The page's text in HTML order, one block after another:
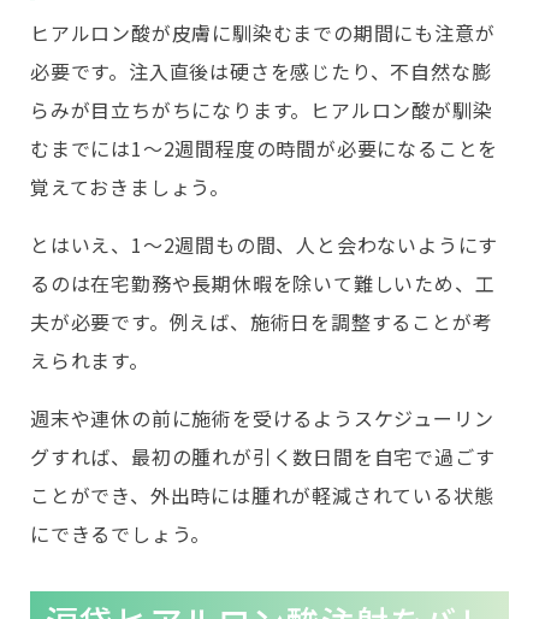
ヒアルロン酸が皮膚に馴染むまでの期間にも注意が
必要です。注入直後は硬さを感じたり、不自然な膨
らみが目立ちがちになります。ヒアルロン酸が馴染
むまでには1〜2週間程度の時間が必要になることを
覚えておきましょう。
とはいえ、1〜2週間もの間、人と会わないようにす
るのは在宅勤務や長期休暇を除いて難しいため、工
夫が必要です。例えば、施術日を調整することが考
えられます。
週末や連休の前に施術を受けるようスケジューリン
グすれば、最初の腫れが引く数日間を自宅で過ごす
ことができ、外出時には腫れが軽減されている状態
にできるでしょう。